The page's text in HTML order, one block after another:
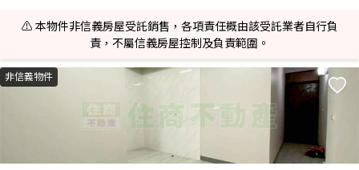
⚠️ 本物件非信義房屋受託銷售，各項責任概由該受託業者自行負
責，不屬信義房屋控制及負責範圍。
非信義物件